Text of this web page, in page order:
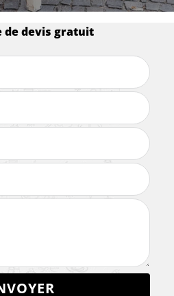
de devis gratuit